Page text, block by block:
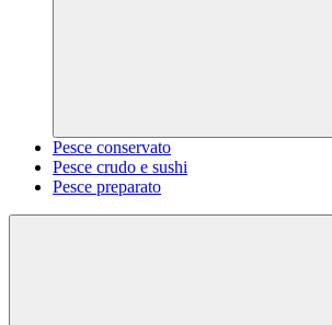
Pesce conservato
Pesce crudo e sushi
Pesce preparato